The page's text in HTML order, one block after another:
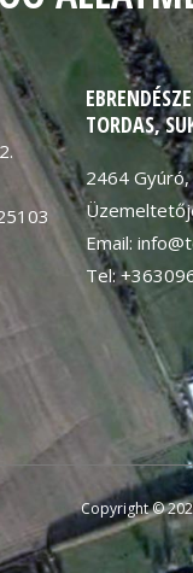
TORDAS,
2464
Email:
Tel:
Copyright ©